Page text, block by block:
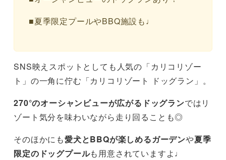
■夏季限定プールやBBQ施設も♩
SNS映えスポットとしても人気の「カリコリゾー
ト」の一角に佇む「カリコリゾート ドッグラン」。
270°のオーシャンビューが広がるドッグランではリ
ゾート気分を味わいながら走り回ることも◎
そのほかにも愛犬とBBQが楽しめるガーデンや夏季
限定のドッグプールも用意されていますよ♩